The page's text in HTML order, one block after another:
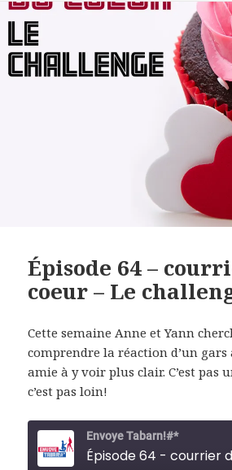
LINK
Épisode 64 –
coeur – Le
Cette semaine Anne et Yann
comprendre la réaction d’un gars
amie à y voir plus clair. C’est pas
c’est pas loin!
Envoye Tabarn!#*